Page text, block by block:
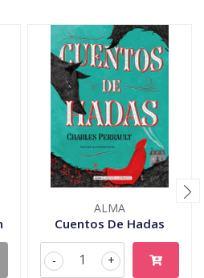
ALMA
Cuentos De Hadas
+
-